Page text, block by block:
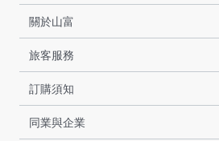
關於山富
旅客服務
訂購須知
同業與企業